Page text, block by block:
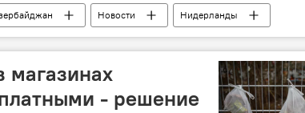
Новости
Нидерланды
магазинах
- решение